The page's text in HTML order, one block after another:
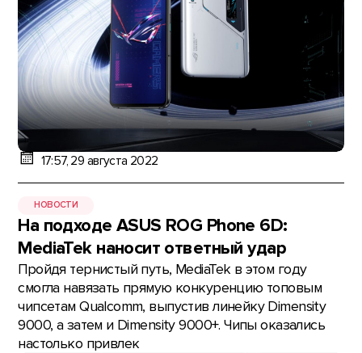
17:57, 29 августа 2022
НОВОСТИ
На подходе ASUS ROG Phone 6D:
MediaTek наносит ответный удар
Пройдя тернистый путь, MediaTek в этом году
смогла навязать прямую конкуренцию топовым
чипсетам Qualcomm, выпустив линейку Dimensity
9000, а затем и Dimensity 9000+. Чипы оказались
настолько привлек